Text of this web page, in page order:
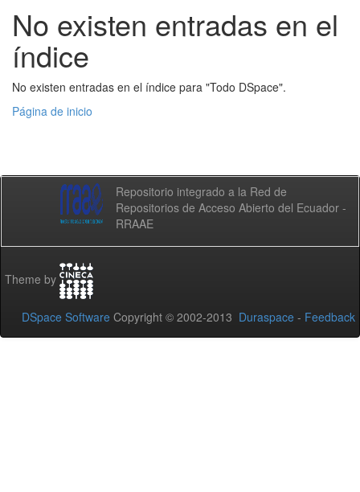
No existen entradas en el
índice
No existen entradas en el índice para "Todo DSpace".
Página de inicio
Repositorio integrado a la Red de
Repositorios de Acceso Abierto del Ecuador -
RRAAE
Theme by
DSpace Software Copyright © 2002-2013 Duraspace - Feedback